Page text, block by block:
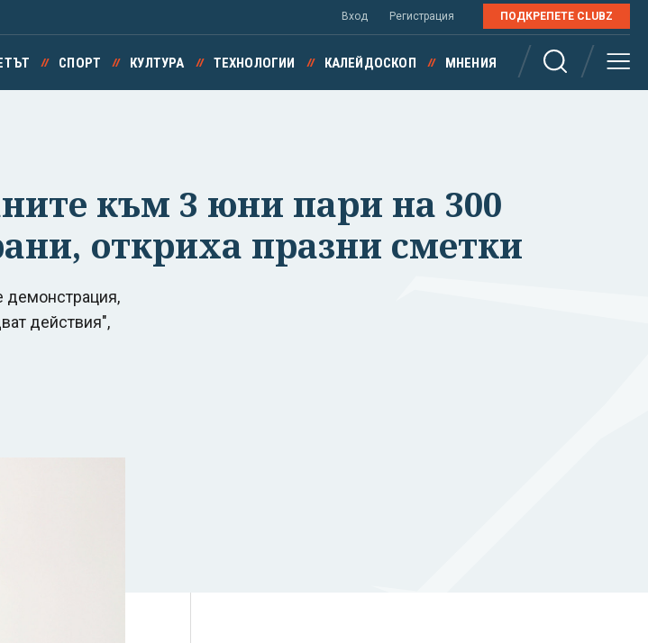
Вход Регистрация ПОДКРЕПЕТЕ CLUBZ
СПОРТ КУЛТУРА ТЕХНОЛОГИИ КАЛЕЙДОСКОП МНЕНИЯ
към 3 юни пари на 300
откриха празни сметки
демонстрация,
действия",